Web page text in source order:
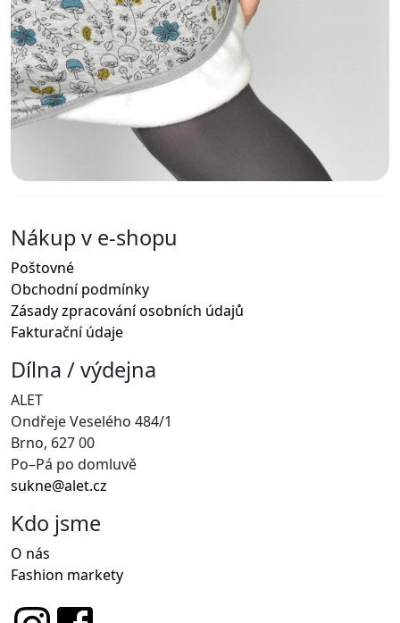
Nákup v e-shopu
Poštovné
Obchodní podmínky
Zásady zpracování osobních údajů
Fakturační údaje
Dílna / výdejna
ALET
Ondřeje Veselého 484/1
Brno, 627 00
Po–Pá po domluvě
sukne@alet.cz
Kdo jsme
O nás
Fashion markety